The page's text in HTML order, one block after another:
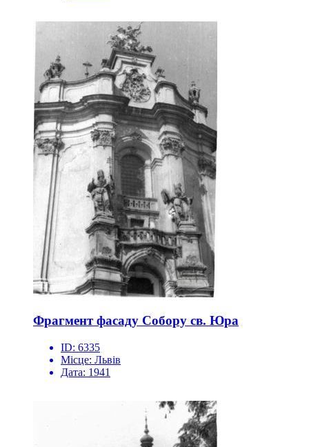
Фрагмент фасаду Собору св. Юра
ID: 6335
Місце: Львів
Дата: 1941